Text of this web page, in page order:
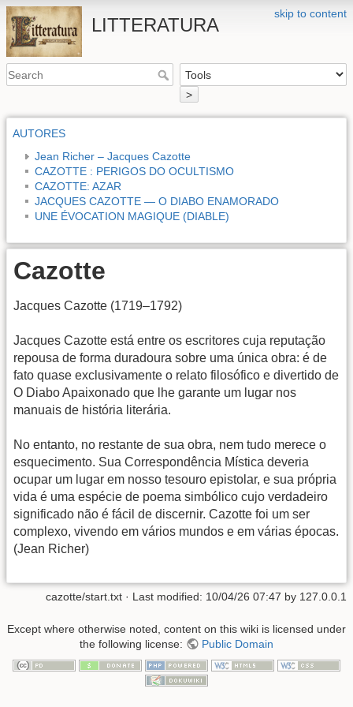
skip to content
LITTERATURA
>
AUTORES
Jean Richer – Jacques Cazotte
CAZOTTE : PERIGOS DO OCULTISMO
CAZOTTE: AZAR
JACQUES CAZOTTE — O DIABO ENAMORADO
UNE ÉVOCATION MAGIQUE (DIABLE)
Cazotte
Jacques Cazotte (1719–1792)
Jacques Cazotte está entre os escritores cuja reputação
repousa de forma duradoura sobre uma única obra: é de
fato quase exclusivamente o relato filosófico e divertido de
O Diabo Apaixonado que lhe garante um lugar nos
manuais de história literária.
No entanto, no restante de sua obra, nem tudo merece o
esquecimento. Sua Correspondência Mística deveria
ocupar um lugar em nosso tesouro epistolar, e sua própria
vida é uma espécie de poema simbólico cujo verdadeiro
significado não é fácil de discernir. Cazotte foi um ser
complexo, vivendo em vários mundos e em várias épocas.
(Jean Richer)
cazotte/start.txt · Last modified: 10/04/26 07:47 by 127.0.0.1
Except where otherwise noted, content on this wiki is licensed under
the following license:
Public Domain